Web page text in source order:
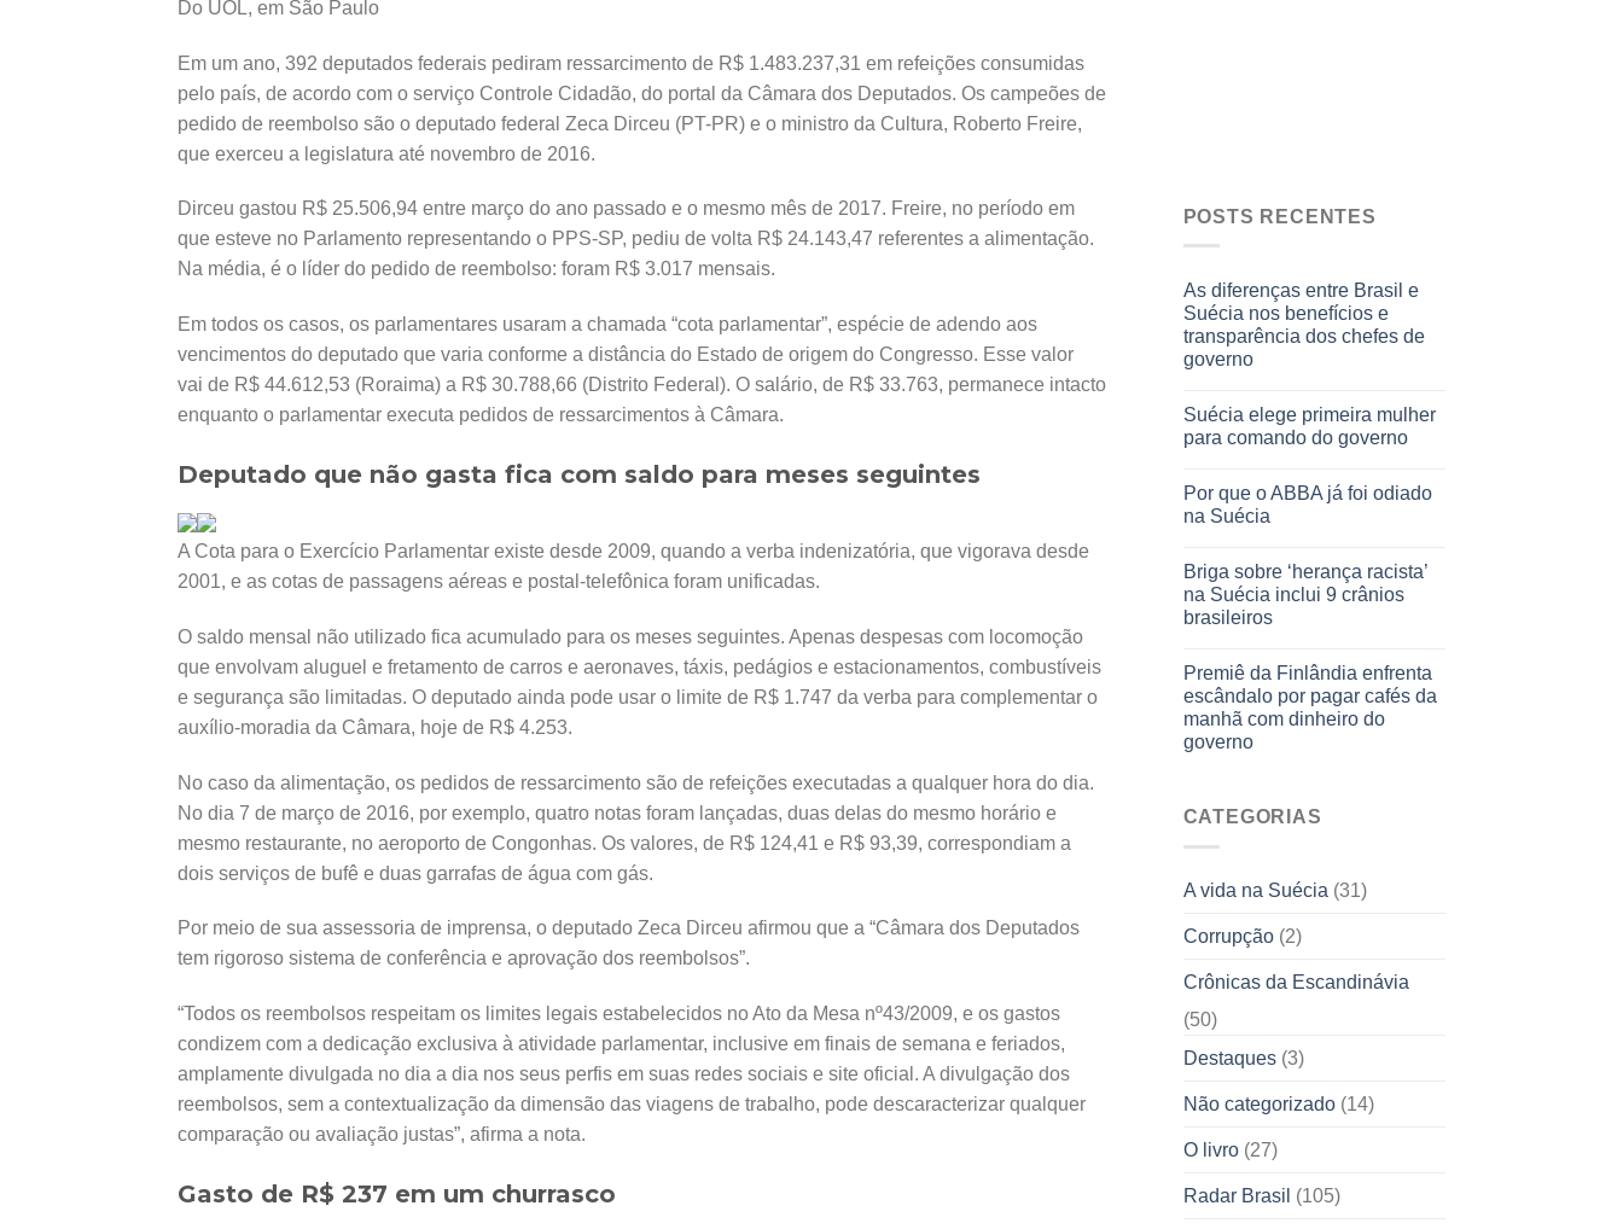
Do UOL, em São Paulo
Em um ano, 392 deputados federais pediram ressarcimento de R$ 1.483.237,31 em refeições consumidas
pelo país, de acordo com o serviço Controle Cidadão, do portal da Câmara dos Deputados. Os campeões de
pedido de reembolso são o deputado federal Zeca Dirceu (PT-PR) e o ministro da Cultura, Roberto Freire,
que exerceu a legislatura até novembro de 2016.
Dirceu gastou R$ 25.506,94 entre março do ano passado e o mesmo mês de 2017. Freire, no período em
que esteve no Parlamento representando o PPS-SP, pediu de volta R$ 24.143,47 referentes a alimentação.
Na média, é o líder do pedido de reembolso: foram R$ 3.017 mensais.
Em todos os casos, os parlamentares usaram a chamada “cota parlamentar”, espécie de adendo aos
vencimentos do deputado que varia conforme a distância do Estado de origem do Congresso. Esse valor
vai de R$ 44.612,53 (Roraima) a R$ 30.788,66 (Distrito Federal). O salário, de R$ 33.763, permanece intacto
enquanto o parlamentar executa pedidos de ressarcimentos à Câmara.
Deputado que não gasta fica com saldo para meses seguintes
A Cota para o Exercício Parlamentar existe desde 2009, quando a verba indenizatória, que vigorava desde
2001, e as cotas de passagens aéreas e postal-telefônica foram unificadas.
O saldo mensal não utilizado fica acumulado para os meses seguintes. Apenas despesas com locomoção
que envolvam aluguel e fretamento de carros e aeronaves, táxis, pedágios e estacionamentos, combustíveis
e segurança são limitadas. O deputado ainda pode usar o limite de R$ 1.747 da verba para complementar o
auxílio-moradia da Câmara, hoje de R$ 4.253.
No caso da alimentação, os pedidos de ressarcimento são de refeições executadas a qualquer hora do dia.
No dia 7 de março de 2016, por exemplo, quatro notas foram lançadas, duas delas do mesmo horário e
mesmo restaurante, no aeroporto de Congonhas. Os valores, de R$ 124,41 e R$ 93,39, correspondiam a
dois serviços de bufê e duas garrafas de água com gás.
Por meio de sua assessoria de imprensa, o deputado Zeca Dirceu afirmou que a “Câmara dos Deputados
tem rigoroso sistema de conferência e aprovação dos reembolsos”.
“Todos os reembolsos respeitam os limites legais estabelecidos no Ato da Mesa nº43/2009, e os gastos
condizem com a dedicação exclusiva à atividade parlamentar, inclusive em finais de semana e feriados,
amplamente divulgada no dia a dia nos seus perfis em suas redes sociais e site oficial. A divulgação dos
reembolsos, sem a contextualização da dimensão das viagens de trabalho, pode descaracterizar qualquer
comparação ou avaliação justas”, afirma a nota.
Gasto de R$ 237 em um churrasco
POSTS RECENTES
As diferenças entre Brasil e
Suécia nos benefícios e
transparência dos chefes de
governo
Suécia elege primeira mulher
para comando do governo
Por que o ABBA já foi odiado
na Suécia
Briga sobre ‘herança racista’
na Suécia inclui 9 crânios
brasileiros
Premiê da Finlândia enfrenta
escândalo por pagar cafés da
manhã com dinheiro do
governo
CATEGORIAS
A vida na Suécia (31)
Corrupção(2)
Crônicas da Escandinávia
(50)
Destaques(3)
Não categorizado(14)
O livro(27)
Radar Brasil (105)